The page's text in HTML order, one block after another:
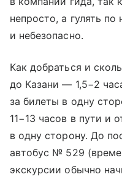
непросто, а гулять
и небезопасно.
Как добраться и
до Казани — 1,5−2
за билеты в одну
11−13 часов в пути и
в одну сторону. До
автобус № 529
экскурсии обычно